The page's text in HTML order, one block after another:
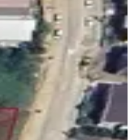
Mahallesi